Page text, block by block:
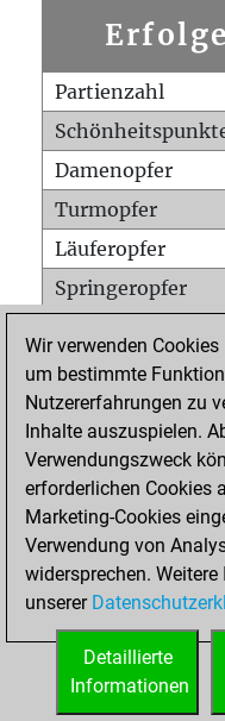
Partienzahl
Damenopfer
Turmopfer
Läuferopfer
Springeropfer
Matt auf vollem
Bauer setzt Matt
Erstickte Matts
Türme auf der
STARTSEITE
Wir verwenden
um bestimmte
Nutzererfahrungen zu
Inhalte auszuspielen.
Verwendungszweck
erforderlichen Cookies
Marketing-Cookies
Verwendung von
widersprechen.
unserer
Detaillierte
Informationen